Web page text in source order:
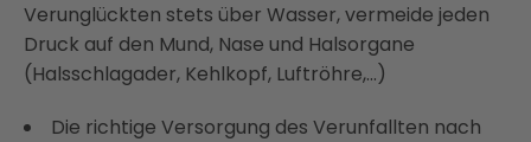
Verunglückten stets über Wasser, vermeide jeden
Druck auf den Mund, Nase und Halsorgane
(Halsschlagader, Kehlkopf, Luftröhre,…)
Die richtige Versorgung des Verunfallten nach